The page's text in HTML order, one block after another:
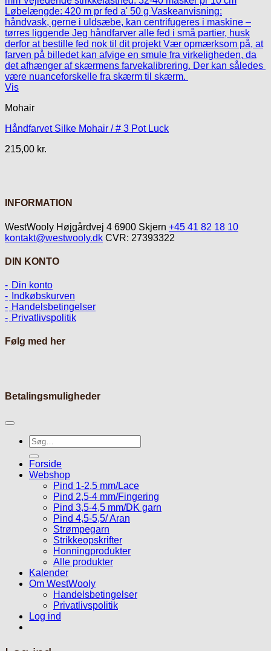
Vis
Mohair
Håndfarvet Silke Mohair / # 3 Pot Luck
215,00 kr.
INFORMATION
WestWooly Højgårdvej 4 6900 Skjern +45 41 82 18 10
kontakt@westwooly.dk CVR: 27393322
DIN KONTO
Din konto
Indkøbskurven
Handelsbetingelser
Privatlivspolitik
Følg med her
Betalingsmuligheder
Søg
efter:
Forside
Webshop
Pind 1-2,5 mm/Lace
Pind 2,5-4 mm/Fingering
Pind 3,5-4,5 mm/DK garn
Pind 4,5-5,5/ Aran
Strømpegarn
Strikkeopskrifter
Honningprodukter
Alle produkter
Kalender
Om WestWooly
Handelsbetingelser
Privatlivspolitik
Log ind